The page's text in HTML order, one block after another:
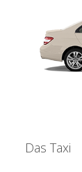
Das Taxi